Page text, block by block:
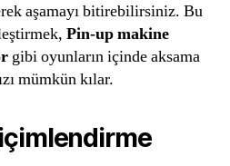
aşamayı bitirebilirsiniz. Bu
Pin-up makine
gibi oyunların içinde aksama
mümkün kılar.